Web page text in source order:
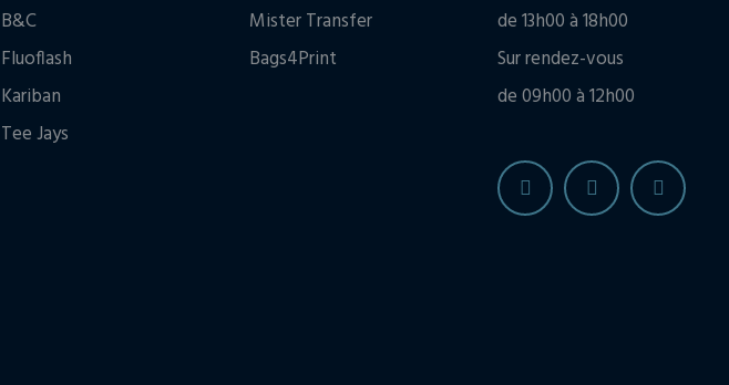
B&C
Fluoflash
Kariban
Tee Jays
Mister Transfer
Bags4Print
de 13h00 à 18h00
Sur rendez-vous
de 09h00 à 12h00